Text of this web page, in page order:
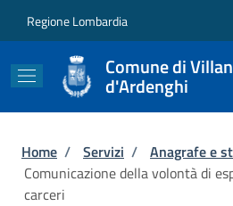
Regione Lombardia
Comune di
d'Ardenghi
Briciole di pane
Home / Servizi / Anagrafe e
Comunicazione della volontà di
carceri